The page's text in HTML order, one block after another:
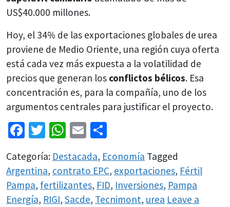
US$40.000 millones.
Hoy, el 34% de las exportaciones globales de urea
proviene de Medio Oriente, una región cuya oferta
está cada vez más expuesta a la volatilidad de
precios que generan los conflictos bélicos. Esa
concentración es, para la compañía, uno de los
argumentos centrales para justificar el proyecto.
Facebook
Twitter
WhatsApp
Email
Categoría: Destacada, Economía Tagged
Argentina, contrato EPC, exportaciones, Fértil
Pampa, fertilizantes, FID, Inversiones, Pampa
Energía, RIGI, Sacde, Tecnimont, urea Leave a